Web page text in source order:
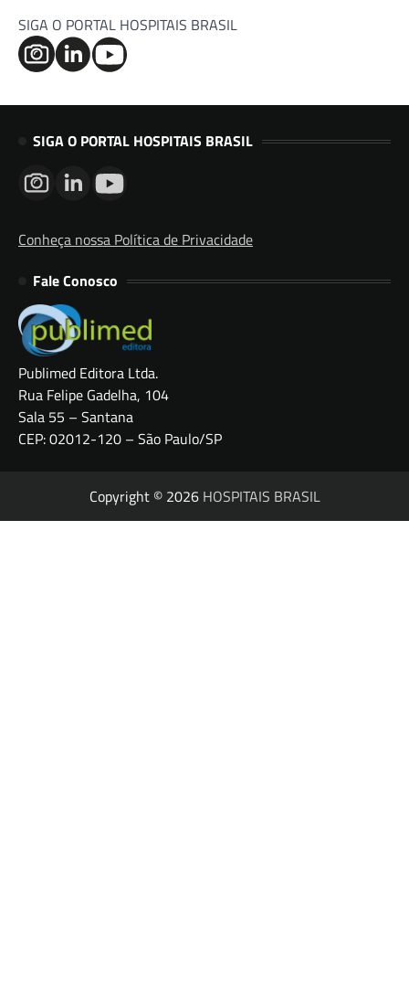
SIGA O PORTAL HOSPITAIS BRASIL
SIGA O PORTAL HOSPITAIS BRASIL
Conheça nossa Política de Privacidade
Fale Conosco
Publimed Editora Ltda.
Rua Felipe Gadelha, 104
Sala 55 – Santana
CEP: 02012-120 – São Paulo/SP
Copyright © 2026 HOSPITAIS BRASIL